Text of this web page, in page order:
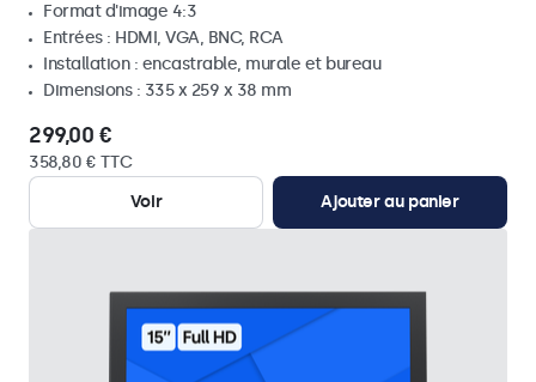
Format d'image 4:3
Entrées : HDMI, VGA, BNC, RCA
Installation : encastrable, murale et bureau
Dimensions : 335 x 259 x 38 mm
299,00 €
358,80 € TTC
Voir
Ajouter au panier